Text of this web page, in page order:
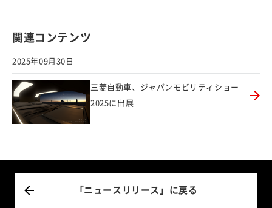
関連コンテンツ
2025年09月30日
三菱自動車、ジャパンモビリティショー
2025に出展
「ニュースリリース」に戻る